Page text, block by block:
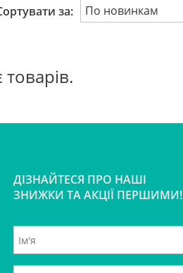
за:
товарів.
ДІЗНАЙТЕСЯ ПРО НАШІ
ЗНИЖКИ ТА АКЦІЇ ПЕРШИМИ!